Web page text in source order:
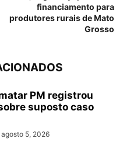
financiamento para
produtores rurais de Mato
Grosso
PM registrou
suposto caso
agosto 5, 2026